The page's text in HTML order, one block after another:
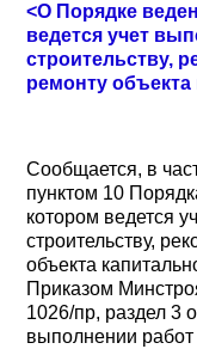
<О Порядке
ведется учет
строительству,
ремонту объекта
Сообщается, в
пунктом 10
котором ведется
строительству,
объекта
Приказом
1026/пр, раздел 3
выполнении работ